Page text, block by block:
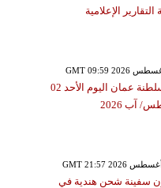
الإعلامية
سعر الذهب في سلطنة عمان اليوم الأحد 02
آب 2026
سفينة شحن هندية في